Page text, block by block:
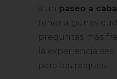
a un paseo a
tener algunas
preguntas más
la experiencia
para los peques.